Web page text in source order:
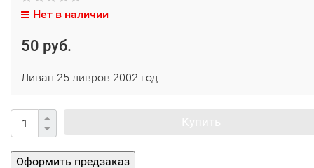
Нет в наличии
50 руб.
Ливан 25 ливров 2002 год